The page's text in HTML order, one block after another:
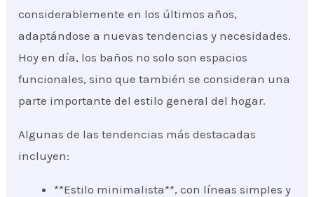
considerablemente en los últimos años,
adaptándose a nuevas tendencias y necesidades.
Hoy en día, los baños no solo son espacios
funcionales, sino que también se consideran una
parte importante del estilo general del hogar.
Algunas de las tendencias más destacadas
incluyen:
**Estilo minimalista**, con líneas simples y